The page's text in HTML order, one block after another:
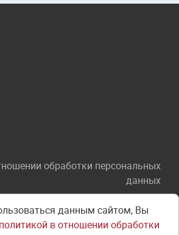
обработки персональных
данных
об использовании сайта
данным сайтом, Вы
политикой в отношении обработки